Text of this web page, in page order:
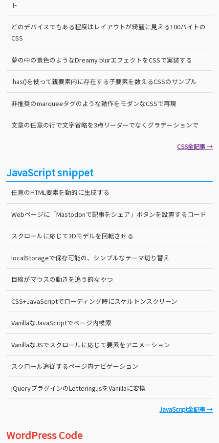
ト
どのデバイスでもある程度はレイアウトが綺麗に見える100バイトの
CSS
夢の中の景色のようなDreamy blurエフェクトをCSSで実装する
:has()を使って親要素内に存在する子要素を数えるCSSのサンプル
非推奨のmarqueeタグのような動作をモダンなCSSで再現
文章の任意の行で文字省略を3点リーダーでなくグラデーションで
CSS全記事 →
JavaScript snippet
任意のHTML要素を動的に生成する
Webページに「Mastodonで記事をシェア」ボタンを設置するコード
スクロールに応じて3Dモデルを回転させる
localStorageで保存可能の、シンプルなテーマ切り替え
目線がマウスの動きを追う的なやつ
CSS+JavaScriptでローディング時にスケルトンスクリーン
VanillaなJavaScriptでページ内検索
VanillaなJSでスクロールに応じて要素をアニメーション
スクロール追従するページ内ナビゲーション
jQueryプラグインのLettering.jsをVanillaに変換
JavaScript全記事 →
WordPress Code